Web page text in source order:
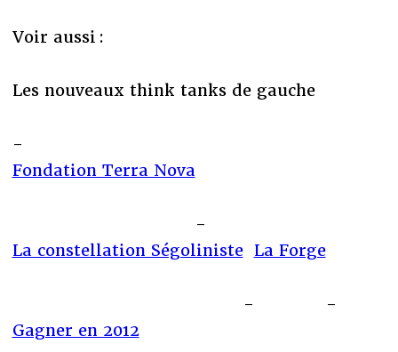
Voir aussi :
Les nouveaux think tanks de gauche
-
Fondation Terra Nova
-
La constellation Ségoliniste
-
La Forge
-
Gagner en 2012